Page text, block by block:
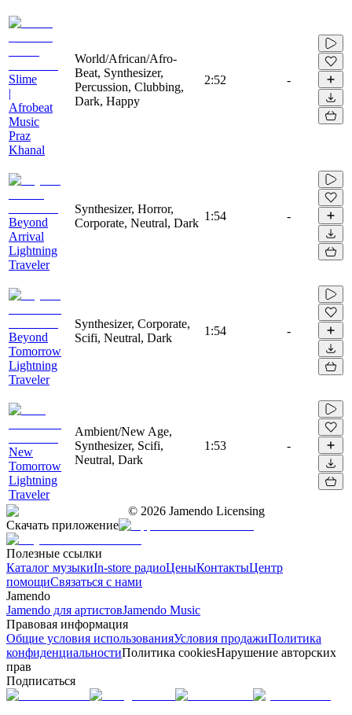
Slime
|
Afrobeat
Music
Praz
Khanal
World/African/Afro-
Beat, Synthesizer,
Percussion, Clubbing,
Dark, Happy
2:52 -
Beyond
Arrival
Lightning
Traveler
Synthesizer, Horror,
Corporate, Neutral, Dark
1:54 -
Beyond
Tomorrow
Lightning
Traveler
Synthesizer, Corporate,
Scifi, Neutral, Dark
1:54 -
New
Tomorrow
Lightning
Traveler
Ambient/New Age,
Synthesizer, Scifi,
Neutral, Dark
1:53 -
© 2026 Jamendo Licensing
Скачать приложение
Полезные ссылки
Каталог музыкиIn-store радиоЦеныКонтактыЦентр
помощиСвязаться с нами
Jamendo
Jamendo для артистовJamendo Music
Правовая информация
Общие условия использованияУсловия продажиПолитика
конфиденциальностиПолитика cookiesНарушение авторских
прав
Подписаться